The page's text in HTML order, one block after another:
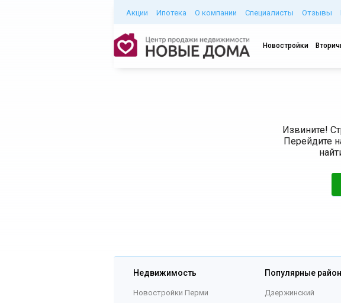
Акции Ипотека О компании Специалисты Отзывы
Новостройки
Извините!
Перейдите
Недвижимость
Новостройки Перми
Популярные
Дзержинский